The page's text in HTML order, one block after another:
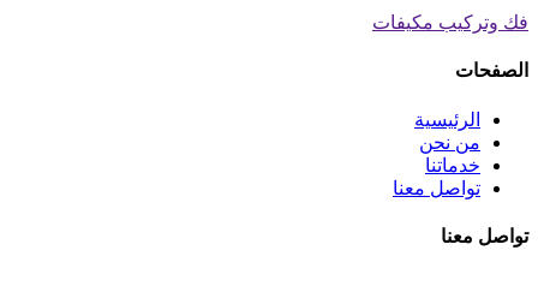
فك وتركيب مكيفات
الصفحات
الرئيسية
من نحن
خدماتنا
تواصل معنا
تواصل معنا